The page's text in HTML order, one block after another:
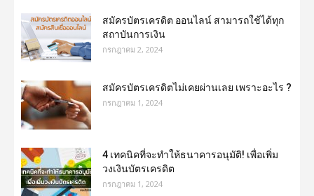
สมัครบัตรเครดิต ออนไลน์ สามารถใช้ได้ทุก
สถาบันการเงิน
กรกฎาคม 2, 2024
สมัครบัตรเครดิตไม่เคยผ่านเลย เพราะอะไร ?
กรกฎาคม 1, 2024
4 เทคนิคที่จะทำให้ธนาคารอนุมัติ! เพื่อเพิ่ม
วงเงินบัตรเครดิต
กรกฎาคม 1, 2024